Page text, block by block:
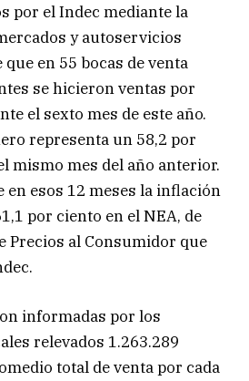
por el Indec mediante la
y autoservicios
en 55 bocas de venta
se hicieron ventas por
el sexto mes de este año.
representa un 58,2 por
mismo mes del año anterior.
en esos 12 meses la inflación
por ciento en el NEA, de
Precios al Consumidor que
informadas por los
relevados 1.263.289
total de venta por cada